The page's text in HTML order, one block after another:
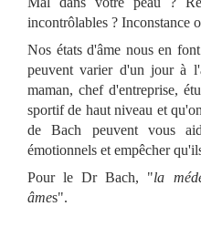
incontrôlables ? Inconstance
Nos états d'âme nous en
peuvent varier d'un jour à
maman, chef d'entreprise,
sportif de haut niveau et
de Bach peuvent vous
émotionnels et empêcher
Pour le Dr Bach, "la
âmes".